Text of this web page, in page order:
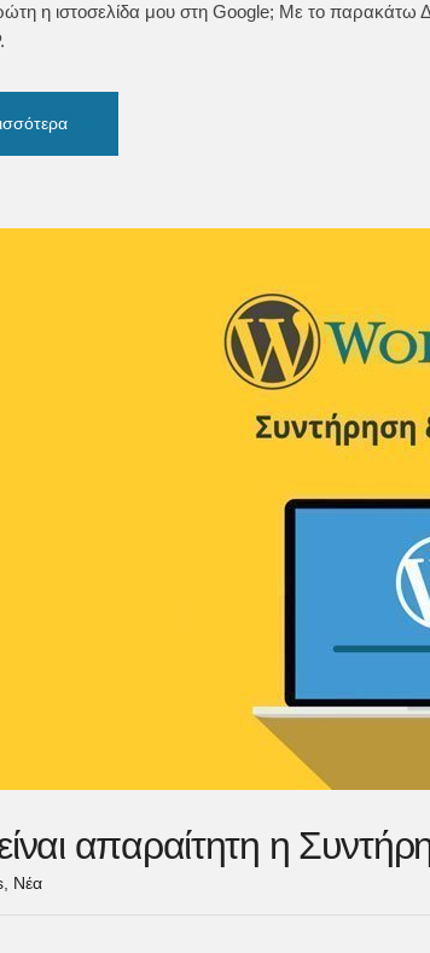
η ιστοσελίδα μου στη Google; Με το παρακάτω
είναι απαραίτητη η
Νέα